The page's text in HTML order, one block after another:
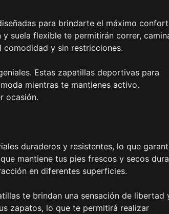
para brindarte el máximo
suela flexible te permitirán correr,
y sin restricciones.
Estas zapatillas deportivas para
mientras te mantienes activo.
ocasión.
duraderos y resistentes, lo que
mantiene tus pies frescos y secos
en diferentes superficies.
te brindan una sensación de libertad
zapatos, lo que te permitirá realizar